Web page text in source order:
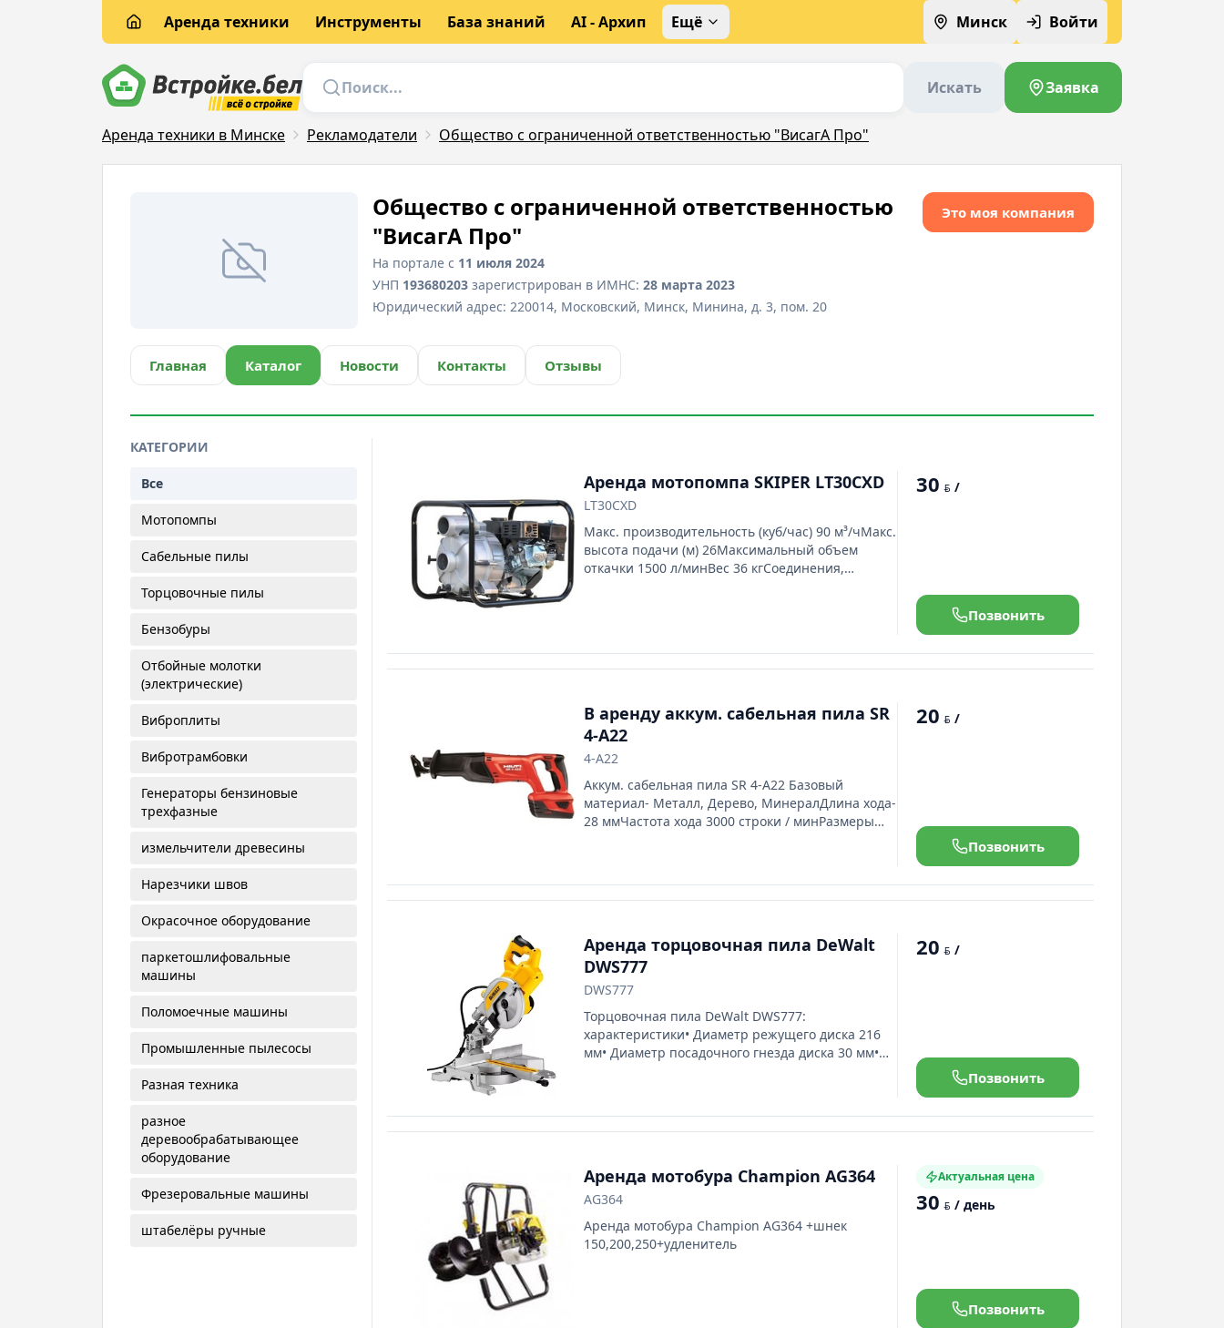
Аренда техники Инструменты База знаний AI - Архип Ещё Минск Войти
Искать Заявка
Аренда техники в Минске Рекламодатели Общество с ограниченной ответственностью "ВисагА Про"
Общество с ограниченной ответственностью
"ВисагА Про"
На портале с 11 июля 2024
УНП 193680203 зарегистрирован в ИМНС: 28 марта 2023
Юридический адрес: 220014, Московский, Минск, Минина, д. 3, пом. 20
Это моя компания
Главная Каталог Новости Контакты Отзывы
КАТЕГОРИИ
Все
Мотопомпы
Сабельные пилы
Торцовочные пилы
Бензобуры
Отбойные молотки
(электрические)
Виброплиты
Вибротрамбовки
Генераторы бензиновые
трехфазные
измельчители древесины
Нарезчики швов
Окрасочное оборудование
паркетошлифовальные
машины
Поломоечные машины
Промышленные пылесосы
Разная техника
разное
деревообрабатывающее
оборудование
Фрезеровальные машины
штабелёры ручные
Аренда мотопомпа SKIPER LT30CXD
LT30CXD
Макс. производительность (куб/час) 90 м³/чМакс.
высота подачи (м) 26Максимальный объем
откачки 1500 л/минВес 36 кгСоединения,
30 BYN /
Позвонить
В аренду аккум. сабельная пила SR
4-A22
4-A22
Аккум. сабельная пила SR 4-A22 Базовый
материал- Металл, Дерево, МинералДлина хода-
28 ммЧастота хода 3000 строки / минРазмеры
20 BYN /
Позвонить
Аренда торцовочная пила DeWalt
DWS777
DWS777
Торцовочная пила DeWalt DWS777:
характеристики• Диаметр режущего диска 216
мм• Диаметр посадочного гнезда диска 30 мм•
20 BYN /
Позвонить
Аренда мотобура Champion AG364
AG364
Аренда мотобура Champion AG364 +шнек
150,200,250+удленитель
Актуальная цена
30 BYN / день
Позвонить